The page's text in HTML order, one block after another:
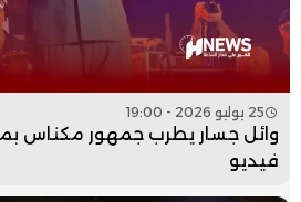
25 يوليو 2026 - 19:00
وائل جسار يطرب جمهور مكناس
فيديو